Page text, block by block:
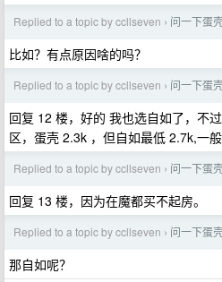
Replied to a topic by ccllseven › 问一下蛋
比如？有点原因啥的吗？
Replied to a topic by ccllseven › 问一下蛋
回复 12 楼，好的 我也选自如了，不
区，蛋壳 2.3k ，但自如最低 2.7k,一般
Replied to a topic by ccllseven › 问一下蛋
回复 13 楼，因为在魔都买不起房。
Replied to a topic by ccllseven › 问一下蛋
那自如呢？